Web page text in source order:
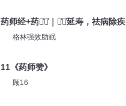
药师经+药师͗咒͗｜消͗灾͗延寿，祛病除疾
格林强效助眠
11《药师赞》
顾16